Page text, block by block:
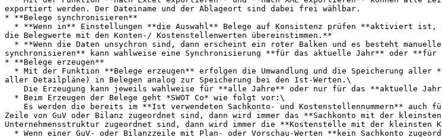
exportiert werden. Der Dateiname und der Ablageort sind dabei frei wählbar.
* **Belege synchronisieren**
die Belegwerte mit den Konten-/ Kostenstellenwerten übereinstimmen.**
synchronisieren** kann wahlweise eine Synchronisierung **für das aktuelle Jahr** oder **für
* **Belege erzeugen**
aller Detailpläne) in Belegen analog zur Speicherung bei den Ist-Werten.\
Zeile von GuV oder Bilanz zugeordnet sind, dann wird immer das **Sachkonto mit der kleinsten
Unternehmensstruktur zugeordnet sind, dann wird immer die **Kostenstelle mit der kleinsten